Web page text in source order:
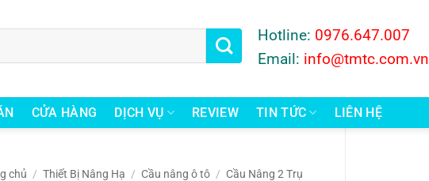
Hotline: 0976.647.007
Email: info@tmtc.com.vn
CỬA HÀNG DỊCH VỤ REVIEW TIN TỨC LIÊN HỆ
chủ / Thiết Bị Nâng Hạ / Cầu nâng ô tô / Cầu Nâng 2 Trụ